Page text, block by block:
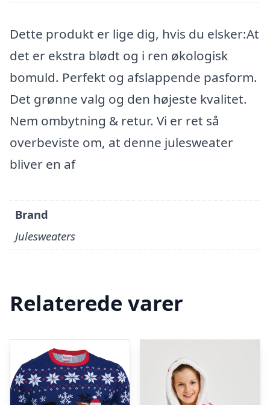
Dette produkt er lige dig, hvis du elsker:At
det er ekstra blødt og i ren økologisk
bomuld. Perfekt og afslappende pasform.
Det grønne valg og den højeste kvalitet.
Nem ombytning & retur. Vi er ret så
overbeviste om, at denne julesweater
bliver en af
Brand
Julesweaters
Relaterede varer